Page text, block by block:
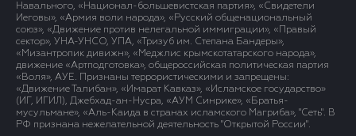
Навального, «Национал-большевистская партия», «Свидетели
Иеговы», «Армия воли народа», «Русский общенациональный
союз», «Движение против нелегальной иммиграции», «Правый
сектор», УНА-УНСО, УПА, «Тризуб им. Степана Бандеры»,
«Мизантропик дивижн», «Меджлис крымскотатарского народа»,
движение «Артподготовка», общероссийская политическая партия
«Воля», АУЕ. Признаны террористическими и запрещены:
«Движение Талибан», «Имарат Кавказ», «Исламское государство»
(ИГ, ИГИЛ), Джебхад-ан-Нусра, «АУМ Синрике», «Братья-
мусульмане», «Аль-Каида в странах исламского Магриба», "Сеть". В
РФ признана нежелательной деятельность "Открытой России".